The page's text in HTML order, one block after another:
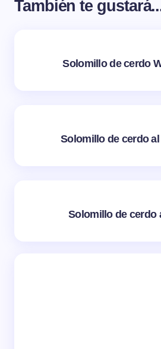
También te
Solomillo de cerdo
Solomillo de cerdo
Solomillo de cerdo